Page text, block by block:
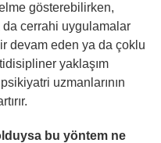
gösterebilirken,
da cerrahi uygulamalar
devam eden ya da çoklu
yaklaşım
uzmanlarının
bu yöntem ne